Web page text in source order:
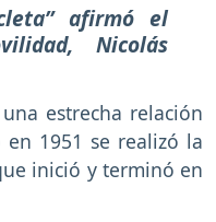
afirmó el
Nicolás
estrecha relación
en 1951 se realizó la
inició y terminó en